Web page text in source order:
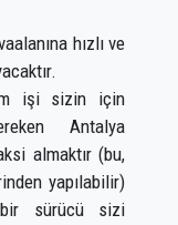
hızlı ve
işi sizin için
Antalya
almaktır (bu,
yapılabilir)
bir sürücü sizi